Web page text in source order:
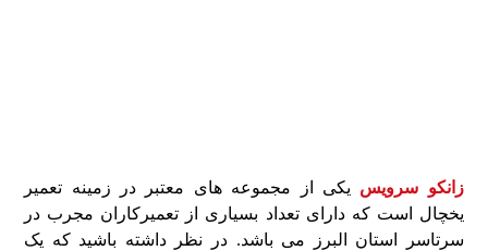
زانکو سرویس یکی از مجموعه های معتبر در زمینه تعمیر
یخچال است که دارای تعداد بسیاری از تعمیرکاران مجرب در
سرتاسر استان البرز می باشد. در نظر داشته باشید که یک